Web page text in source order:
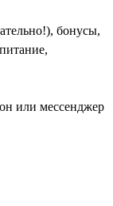
бонусы,
или мессенджер